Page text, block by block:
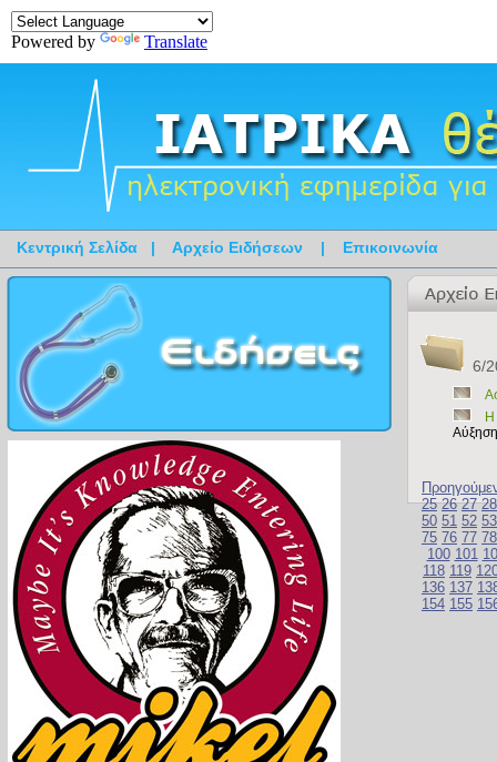
Powered by Translate
Κεντρική Σελίδα | Αρχείο Ειδήσεων | Επικοινωνία
6/
25 26 27 28
50 51 52 53
75 76 77 78
100 101
118 119
136 137
154 155